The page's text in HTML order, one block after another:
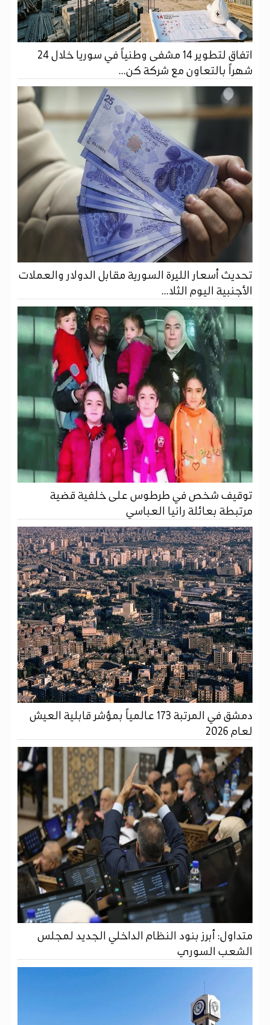
اتفاق لتطوير 14 مشفى وطنياً في سوريا خلال 24
شهراً بالتعاون مع شركة كن...
تحديث أسعار الليرة السورية مقابل الدولار والعملات
الأجنبية اليوم الثلا...
توقيف شخص في طرطوس على خلفية قضية
مرتبطة بعائلة رانيا العباسي
دمشق في المرتبة 173 عالمياً بمؤشر قابلية العيش
لعام 2026
متداول: أبرز بنود النظام الداخلي الجديد لمجلس
الشعب السوري